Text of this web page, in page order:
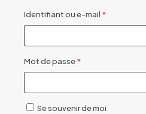
Identifiant ou e-mail *Obligatoire
Mot de passe*Obligatoire
Se souvenir de moi